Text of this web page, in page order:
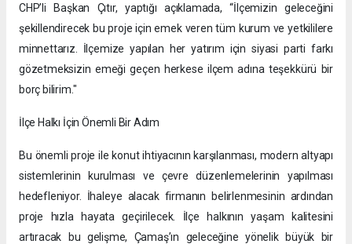
CHP’li Başkan Çıtır, yaptığı açıklamada, “İlçemizin geleceğini
şekillendirecek bu proje için emek veren tüm kurum ve yetkililere
minnettarız. İlçemize yapılan her yatırım için siyasi parti farkı
gözetmeksizin emeği geçen herkese ilçem adına teşekkürü bir
borç bilirim."
İlçe Halkı İçin Önemli Bir Adım
Bu önemli proje ile konut ihtiyacının karşılanması, modern altyapı
sistemlerinin kurulması ve çevre düzenlemelerinin yapılması
hedefleniyor. İhaleye alacak firmanın belirlenmesinin ardından
proje hızla hayata geçirilecek. İlçe halkının yaşam kalitesini
artıracak bu gelişme, Çamaş’ın geleceğine yönelik büyük bir